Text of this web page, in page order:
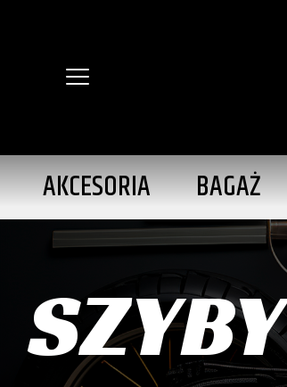
AKCESORIA BAGAŻ
SZYBY